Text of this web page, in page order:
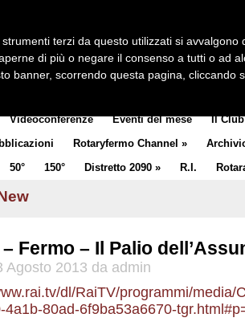
Videoconferenze Eventi del mese Il Club
Rotaryfermo Channel »
50° 150° Distretto 2090 » R.I.
Fermo – Il Palio
Agosto 2013 da admin
dl/RaiTV/programmi/media/
4a1b-80ad-6f9ba53a6670-
terzi da questo utilizzati si
di più o negare il consenso a tutti o ad
banner, scorrendo questa pagina, cliccando